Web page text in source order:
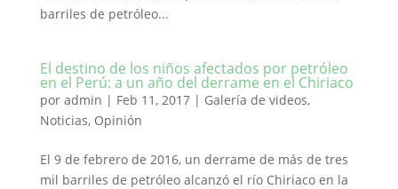
barriles de petróleo...
El destino de los niños afectados por petróleo
en el Perú: a un año del derrame en el Chiriaco
por admin | Feb 11, 2017| Galería de videos,
Noticias, Opinión
El 9 de febrero de 2016, un derrame de más de tres
mil barriles de petróleo alcanzó el río Chiriaco en la